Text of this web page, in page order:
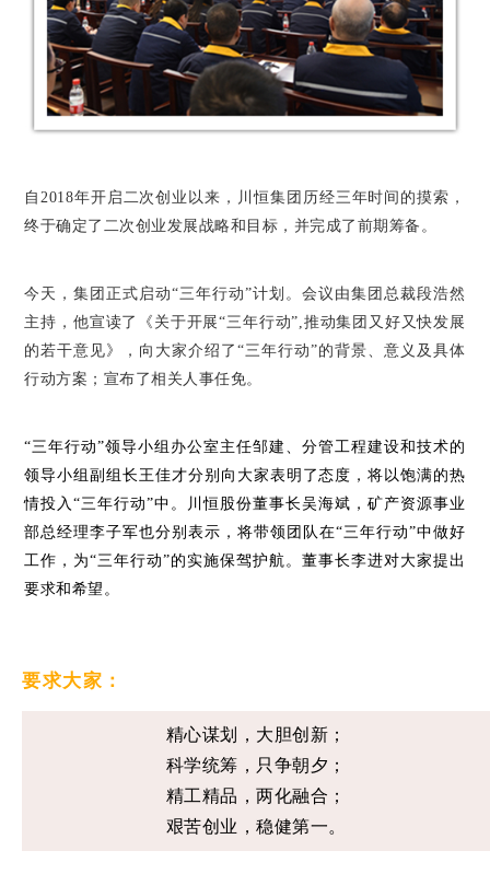
自2018年开启二次创业以来，川恒集团历经三年时间的摸索，
终于确定了二次创业发展战略和目标，并完成了前期筹备。
今天，集团正式启动“三年行动”计划。会议由集团总裁段浩然
主持，他宣读了《关于开展“三年行动”,推动集团又好又快发展
的若干意见》，向大家介绍了“三年行动”的背景、意义及具体
行动方案； 宣布了相关人事任免。
“三年行动”领导小组办公室主任邹建、分管工程建设和技术的
领导小组副组长王佳才分别向大家表明了态度，将以饱满的热
情投入“三年行动”中。川恒股份董事长吴海斌，矿产资源事业
部总经理李子军也分别表示，将带领团队在“三年行动”中做好
工作，为“三年行动”的实施保驾护航。董事长李进对大家提出
要求和希望。
要求大家：
精心谋划，大胆创新；
科学统筹，只争朝夕；
精工精品，两化融合；
艰苦创业，稳健第一。